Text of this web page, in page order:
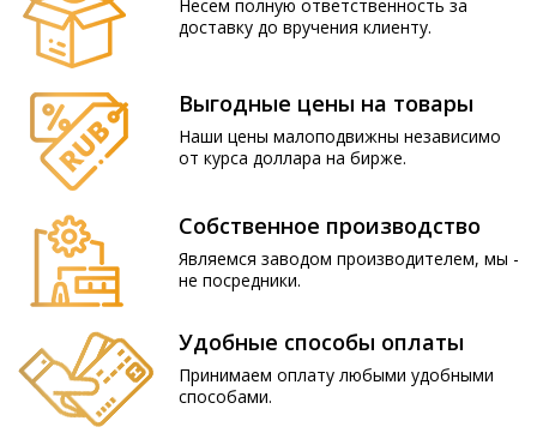
Несем полную ответственность за
доставку до вручения клиенту.
Выгодные цены на товары
Наши цены малоподвижны независимо
от курса доллара на бирже.
Собственное производство
Являемся заводом производителем, мы -
не посредники.
Удобные способы оплаты
Принимаем оплату любыми удобными
способами.